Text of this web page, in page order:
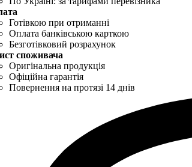
Готівкою при отриманні
Оплата банківською карткою
Безготівковий розрахунок
споживача
Оригінальна продукція
Офіційна гарантія
Повернення на протязі 14 днів